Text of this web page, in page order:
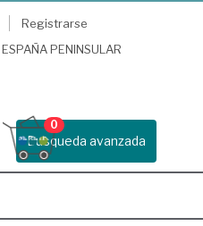
Registrarse
ESPAÑA PENINSULAR
Busqueda avanzada
0